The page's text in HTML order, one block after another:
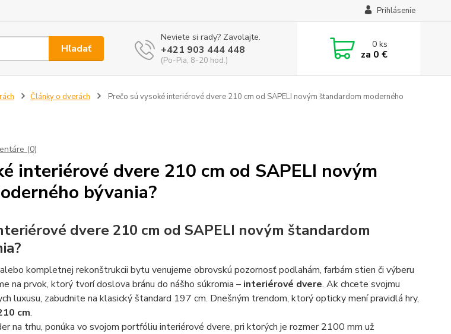
Prihlásenie
Hľadať
Neviete si rady? Zavolajte.
+421 903 444 448
(Po-Pia, 8-20 hod.)
0ks
za 0 €
Články o dverách
Prečo sú vysoké interiérové dvere 210 cm od SAPELI novým štandardom moderného
(0)
interiérové dvere 210 cm od SAPELI novým
bývania?
dvere 210 cm od SAPELI novým štandardom
kompletnej rekonštrukcii bytu venujeme obrovskú pozornosť podlahám, farbám stien či výberu
na prvok, ktorý tvorí doslova bránu do nášho súkromia – interiérové dvere. Ak chcete svojmu
luxusu, zabudnite na klasický štandard 197 cm. Dnešným trendom, ktorý opticky mení pravidlá hry,
cm.
na trhu, ponúka vo svojom portfóliu interiérové dvere, pri ktorých je rozmer 2100 mm už